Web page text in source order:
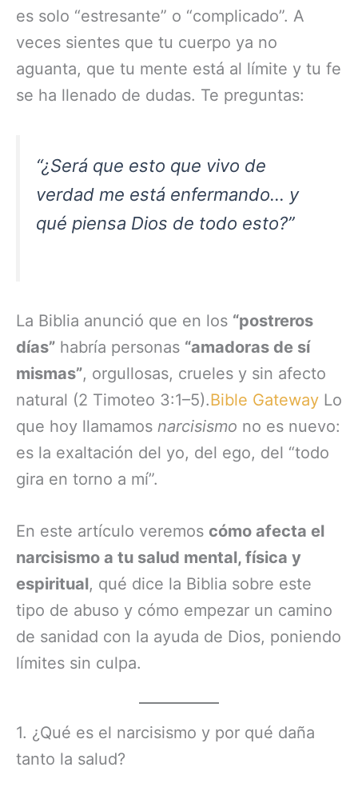
es solo “estresante” o “complicado”. A
veces sientes que tu cuerpo ya no
aguanta, que tu mente está al límite y tu fe
se ha llenado de dudas. Te preguntas:
“¿Será que esto que vivo de
verdad me está enfermando… y
qué piensa Dios de todo esto?”
La Biblia anunció que en los “postreros
días” habría personas “amadoras de sí
mismas”, orgullosas, crueles y sin afecto
natural (2 Timoteo 3:1–5).Bible Gateway Lo
que hoy llamamos narcisismo no es nuevo:
es la exaltación del yo, del ego, del “todo
gira en torno a mí”.
En este artículo veremos cómo afecta el
narcisismo a tu salud mental, física y
espiritual, qué dice la Biblia sobre este
tipo de abuso y cómo empezar un camino
de sanidad con la ayuda de Dios, poniendo
límites sin culpa.
1. ¿Qué es el narcisismo y por qué daña
tanto la salud?